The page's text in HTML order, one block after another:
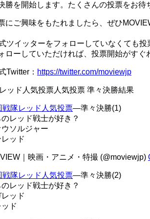
勝を開始します。たくさんの投票をお待
にご興味をもたれましたら、ぜひ
ツイッターをフォローしていなくても投
ローしていただければ、投票開始がすぐ
Twitter： https://twitter.com/moviewjp
ッド人気投票人気投票 準々決勝結果
戦隊レッド人気投票―準々決勝(1)
のレッド戦士が好き？
ソルジャー
ッド
｜映画・アニメ・特撮 (@moviewjp)
戦隊レッド人気投票―準々決勝(2)
のレッド戦士が好き？
ッド
ド